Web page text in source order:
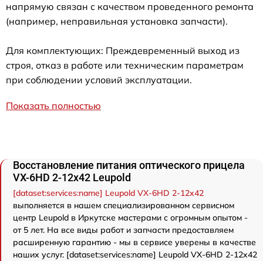
напрямую связан с качеством проведенного ремонта
(например, неправильная установка запчасти).
Для комплектующих: Преждевременный выход из
строя, отказ в работе или техническим параметрам
при соблюдении условий эксплуатации.
Показать полностью
Восстановление питания оптического прицела
VX-6HD 2-12x42 Leupold
[dataset:services:name] Leupold VX-6HD 2-12x42
выполняется в нашем специализированном сервисном
центр Leupold в Иркутске мастерами с огромным опытом -
от 5 лет. На все виды работ и запчасти предоставляем
расширенную гарантию - мы в сервисе уверены в качестве
наших услуг. [dataset:services:name] Leupold VX-6HD 2-12x42